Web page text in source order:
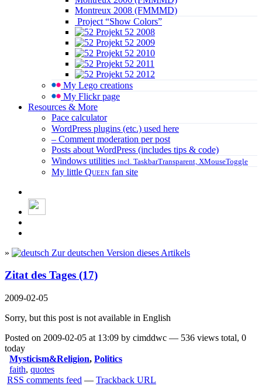
Montreux 2008 (FMMMD)
Project “Show Colors”
Projekt 52 2008
Projekt 52 2009
Projekt 52 2010
Projekt 52 2011
Projekt 52 2012
My Lego creations
My Flickr page
Resources & More
Pace calculator
WordPress plugins (etc.) used here
– Comment moderation per post
Posts about WordPress (includes tips & code)
Windows utilities incl. TaskbarTransparent, XMouseToggle
My little Queen fan site
» Zur deutschen Version dieses Artikels
Zitat des Tages (17)
2009-02-05
Sorry, but this post is not available in English
Posted on 2009-02-05 at 13:09 by cimddwc — 536 views total, 0
today
Mysticism&Religion, Politics
faith, quotes
RSS comments feed — Trackback URL